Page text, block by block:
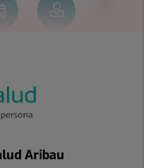
Aribau